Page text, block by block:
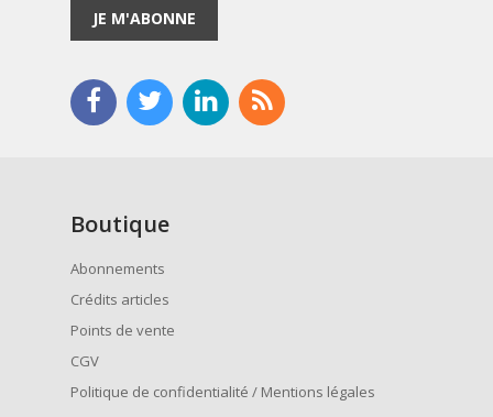
JE M'ABONNE
Boutique
Abonnements
Crédits articles
Points de vente
CGV
Politique de confidentialité / Mentions légales